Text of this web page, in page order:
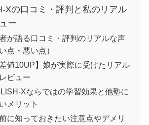
Xの口コミ・評判と私のリアル
ー
が語る口コミ・評判のリアルな声
点・悪い点）
差値10UP】娘が実際に受けたリアル
ビュー
Xならではの学習効果と他塾に
メリット
に知っておきたい注意点やデメリ